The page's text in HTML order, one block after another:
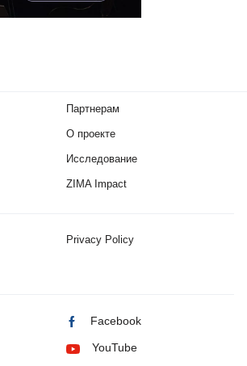
Партнерам
О проекте
Исследование
ZIMA Impact
Privacy Policy
Facebook
YouTube